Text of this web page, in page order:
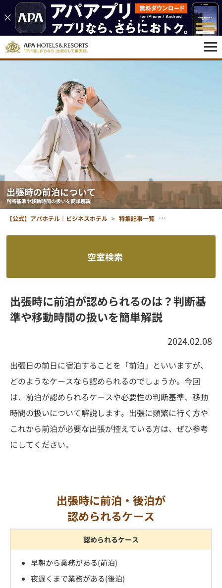
出張時の前泊について
判断基準や移動時間の扱いを簡単解説
【公式】アパホテル｜ビジネスホテル 特集記事一覧
空室検索
出張時に前泊が認められるのは？判断基
準や移動時間の扱いを簡単解説
2024.02.08
出張日の前日に宿泊することを「前泊」といいますが、
どのようなケースなら認められるのでしょうか。今回
は、前泊が認められるケースや必要性の判断基準、移動
時間の扱いについて解説します。出張に頻繁に行く方や
これから前泊が必要な出張が控えている方は、ぜひ参考
にしてください。
出張時に前泊・後泊が
認められるケース
認められるケース
早朝から業務がある(前泊)
夜遅くまで業務がある(後泊)